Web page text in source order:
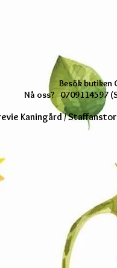
Besök butiken
Nå oss? 0709114597
Kaningård /